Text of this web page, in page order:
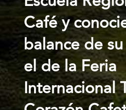
Café y
balance de
el de la Feria
Internacional